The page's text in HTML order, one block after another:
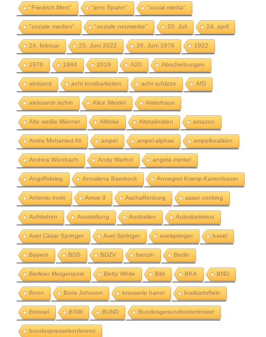
"Friedrich Merz" "jens Spahn" "social media"
"soziale medien" "soziale netzwerke" 20. Juli 24. april
24. februar 25. Juni 2022 26. Juni 1976 1922
1976 1984 2019 A20 Abschiebungen
abstand acht kostbarkeiten acht schätze AfD
aleksandr ischin Alice Weidel Alsterhaus
Alte weiße Männer Altlinke Altstalinisten amazon
Amira Mohamed Ali ampel ampel-alphas ampelkoalition
Andrea Würzbach Andy Warhol angela merkel
Angriffskrieg Annalena Baerbock Annegret Kramp-Karrenbauer
Antonio Inoki Arrow 3 Aschaffenburg asian cooking
Aufstehen Ausstellung Australien Autoritarismus
Axel Cäsar Springer Axel Springer axelspringer basel
Bayern BDS BDZV benzin Berlin
Berliner Morgenpost Betty White Bild BKA BND
Bonn Boris Johnson brasserie hanoi bratkartoffeln
Brüssel BSW BUND Bundesgesundheitsminister
bundespressekonferenz